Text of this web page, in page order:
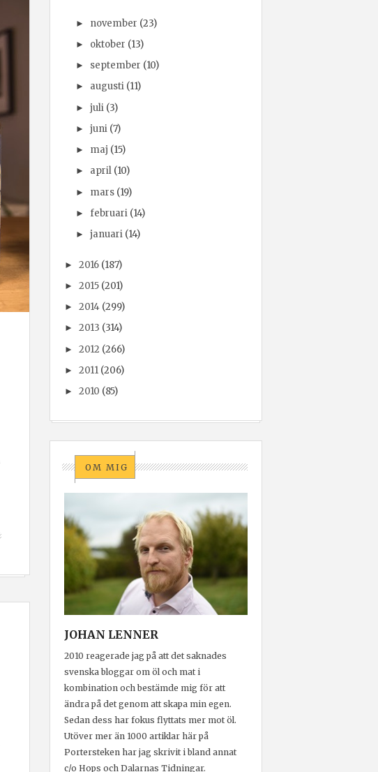
► november (23)
► oktober (13)
► september (10)
► augusti (11)
► juli (3)
► juni (7)
► maj (15)
► april (10)
► mars (19)
► februari (14)
► januari (14)
►2016 (187)
►2015 (201)
►2014 (299)
►2013 (314)
►2012 (266)
►2011 (206)
►2010 (85)
OM MIG
JOHAN LENNER
2010 reagerade jag på att det saknades
svenska bloggar om öl och mat i
kombination och bestämde mig för att
ändra på det genom att skapa min egen.
Sedan dess har fokus flyttats mer mot öl.
Utöver mer än 1000 artiklar här på
Portersteken har jag skrivit i bland annat
c/o Hops och Dalarnas Tidningar.